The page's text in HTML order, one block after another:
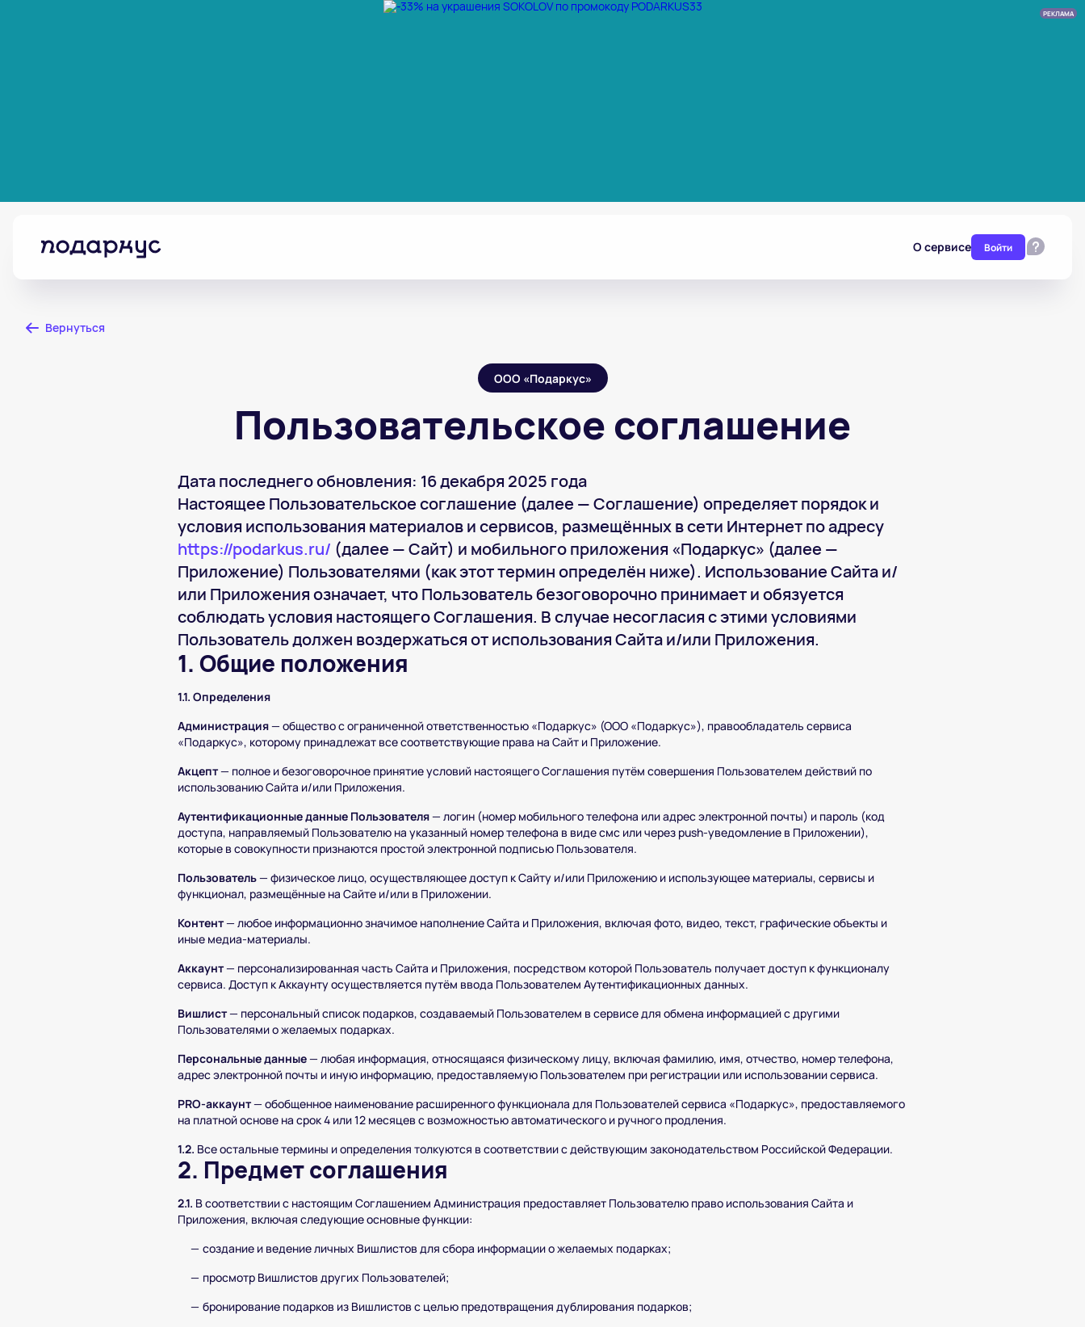
РЕКЛАМА
О сервисе Войти
Вернуться
ООО «Подаркус»
Пользовательское соглашение
Дата последнего обновления: 16 декабря 2025 года
Настоящее Пользовательское соглашение (далее — Соглашение) определяет порядок и
условия использования материалов и сервисов, размещённых в сети Интернет по адресу
https://podarkus.ru/ (далее — Сайт) и мобильного приложения «Подаркус» (далее —
Приложение) Пользователями (как этот термин определён ниже). Использование Сайта и/
или Приложения означает, что Пользователь безоговорочно принимает и обязуется
соблюдать условия настоящего Соглашения. В случае несогласия с этими условиями
Пользователь должен воздержаться от использования Сайта и/или Приложения.
1. Общие положения
1.1. Определения
Администрация— общество с ограниченной ответственностью «Подаркус» (ООО «Подаркус»), правообладатель сервиса
«Подаркус», которому принадлежат все соответствующие права на Сайт и Приложение.
Акцепт— полное и безоговорочное принятие условий настоящего Соглашения путём совершения Пользователем действий по
использованию Сайта и/или Приложения.
Аутентификационные данные Пользователя— логин (номер мобильного телефона или адрес электронной почты) и пароль (код
доступа, направляемый Пользователю на указанный номер телефона в виде смс или через push-уведомление в Приложении),
которые в совокупности признаются простой электронной подписью Пользователя.
Пользователь— физическое лицо, осуществляющее доступ к Сайту и/или Приложению и использующее материалы, сервисы и
функционал, размещённые на Сайте и/или в Приложении.
Контент— любое информационно значимое наполнение Сайта и Приложения, включая фото, видео, текст, графические объекты и
иные медиа-материалы.
Аккаунт— персонализированная часть Сайта и Приложения, посредством которой Пользователь получает доступ к функционалу
сервиса. Доступ к Аккаунту осуществляется путём ввода Пользователем Аутентификационных данных.
Вишлист— персональный список подарков, создаваемый Пользователем в сервисе для обмена информацией с другими
Пользователями о желаемых подарках.
Персональные данные— любая информация, относящаяся физическому лицу, включая фамилию, имя, отчество, номер телефона,
адрес электронной почты и иную информацию, предоставляемую Пользователем при регистрации или использовании сервиса.
PRO-аккаунт— обобщенное наименование расширенного функционала для Пользователей сервиса «Подаркус», предоставляемого
на платной основе на срок 4 или 12 месяцев с возможностью автоматического и ручного продления.
1.2. Все остальные термины и определения толкуются в соответствии с действующим законодательством Российской Федерации.
2. Предмет соглашения
2.1. В соответствии с настоящим Соглашением Администрация предоставляет Пользователю право использования Сайта и
Приложения, включая следующие основные функции:
создание и ведение личных Вишлистов для сбора информации о желаемых подарках;
просмотр Вишлистов других Пользователей;
бронирование подарков из Вишлистов с целью предотвращения дублирования подарков;